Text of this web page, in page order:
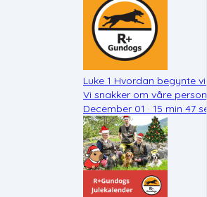
Luke 1 Hvordan begynte
Vi snakker om våre
December 01 · 15 min 47